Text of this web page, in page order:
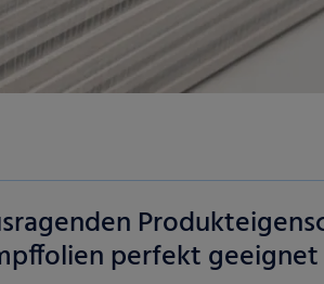
perfekt
möchten, müssen Sie Ihre